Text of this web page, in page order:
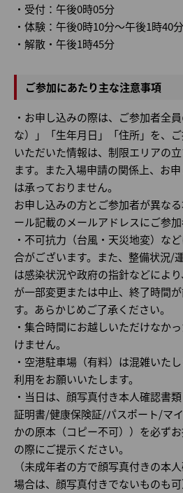
・受付：午後0時05分
・体験：午後0時10分～午後1時40分
・解散・午後1時45分
ご参加にあたり主な注意事項
・お申し込みの際は、ご参加者全
な）」「生年月日」「住所」を、
いただいた情報は、制限エリアの
ます。また入場申請の関係上、お
は承っておりません。
お申し込みの方とご参加者が異な
ール記載のメールアドレスにご参加
・不可抗力（台風・天災地変）な
合がございます。また、整備状況/
は感染状況や政府の指針などによ
が一部変更または中止、終了時間
す。あらかじめご了承ください。
・集合時間にお越しいただけなか
けません。
・空港駐車場（有料）は混雑いた
利用をお願いいたします。
・当日は、顔写真付き本人確認書
証明書/健康保険証/パスポート/マ
かの原本（コピー不可））を必ず
の際にご提示ください。
（未成年者の方で顔写真付きの本
場合は、顔写真付きでないものも可